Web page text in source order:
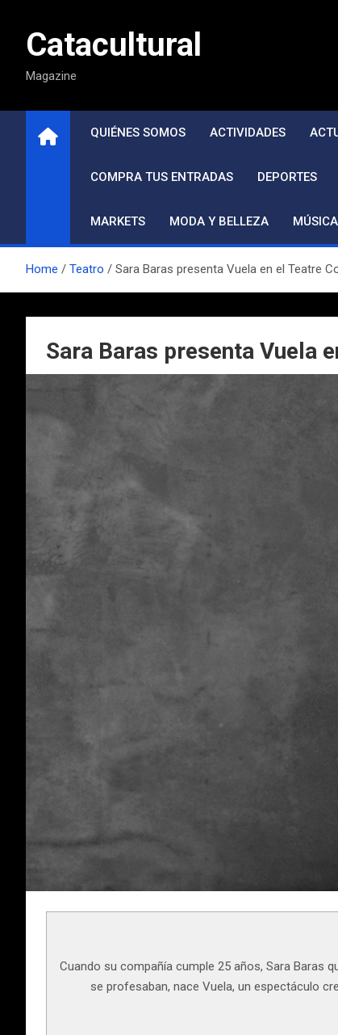
contenidoCatacultural
Magazine
QUIÉNES SOMOS ACTIVIDADES
COMPRA TUS ENTRADAS DEPORTES
MARKETS MODA Y BELLEZA MÚSICA
Home Teatro Sara Baras presenta Vuela en el Teatre
Sara Baras presenta Vuela
Cuando su compañía cumple 25 años, Sara Baras
se profesaban, nace Vuela, un espectáculo